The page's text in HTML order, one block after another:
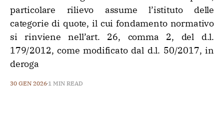
particolare rilievo assume l’istituto delle
categorie di quote, il cui fondamento normativo
si rinviene nell’art. 26, comma 2, del d.l.
179/2012, come modificato dal d.l. 50/2017, in
deroga
30 GEN 2026 1 MIN READ